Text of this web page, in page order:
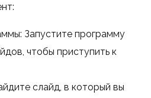
Запустите программу
чтобы приступить к
слайд, в который вы